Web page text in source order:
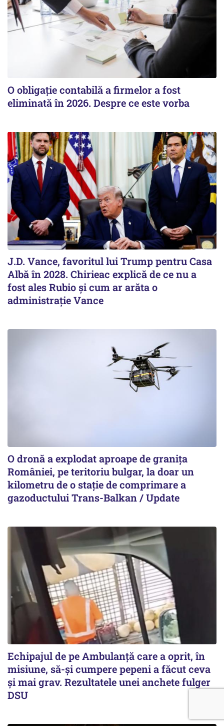
O obligație contabilă a firmelor a fost
eliminată în 2026. Despre ce este vorba
J.D. Vance, favoritul lui Trump pentru Casa
Albă în 2028. Chirieac explică de ce nu a
fost ales Rubio și cum ar arăta o
administrație Vance
O dronă a explodat aproape de granița
României, pe teritoriu bulgar, la doar un
kilometru de o stație de comprimare a
gazoductului Trans-Balkan / Update
Echipajul de pe Ambulanță care a oprit, în
misiune, să-și cumpere pepeni a făcut ceva
și mai grav. Rezultatele unei anchete fulger
DSU